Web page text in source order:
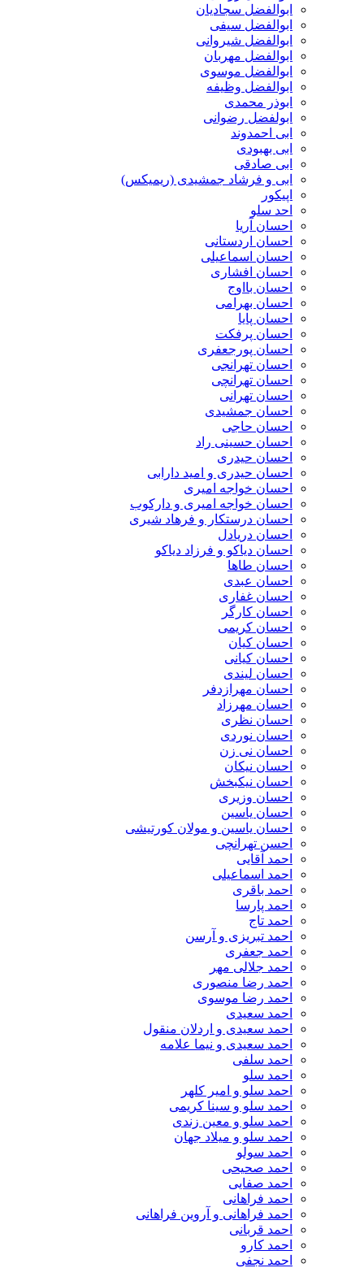
ابوالفضل سجادیان
ابوالفضل سیفی
ابوالفضل شیروانی
ابوالفضل مهربان
ابوالفضل موسوی
ابوالفضل وظیفه
ابوذر محمدی
ابولفضل رضوانی
ابی احمدوند
ابی بهبودی
ابی صادقی
ابی و فرشاد جمشیدی (ریمیکس)
اپیکور
احد سلو
احسان آریا
احسان اردستانی
احسان اسماعیلی
احسان افشاری
احسان بااوج
احسان بهرامی
احسان پایا
احسان پرفکت
احسان پورجعفری
احسان تهرانجی
احسان تهرانچی
احسان تهرانی
احسان جمشیدی
احسان حاجی
احسان حسینی راد
احسان حیدری
احسان حیدری و امید دارابی
احسان خواجه امیری
احسان خواجه امیری و دارکوب
احسان درستكار و فرهاد شيرى
احسان دریادل
احسان دیاکو و فرزاد دیاکو
احسان طاها
احسان عبدی
احسان غفاری
احسان کارگر
احسان کریمی
احسان کیان
احسان کیانی
احسان لیندی
احسان مهرازدفر
احسان مهرزاد
احسان نظری
احسان نوردی
احسان نی زن
احسان نیکان
احسان نیکبخش
احسان وزیری
احسان یاسین
احسان یاسین و مولان کورتیشی
احسن تهرانچی
احمد آقایی
احمد اسماعیلی
احمد باقری
احمد پارسا
احمد تاج
احمد تبریزی و آرسن
احمد جعفری
احمد جلالی مهر
احمد رضا منصوری
احمد رضا موسوی
احمد سعیدی
احمد سعیدی و اردلان منقول
احمد سعیدی و نیما علامه
احمد سلفی
احمد سلو
احمد سلو و امیر کلهر
احمد سلو و سینا کریمی
احمد سلو و معین زندی
احمد سلو و میلاد جهان
احمد سولو
احمد صحیحی
احمد صفایی
احمد فراهانی
احمد فراهانی و آروین فراهانی
احمد قربانی
احمد کارو
احمد نجفی